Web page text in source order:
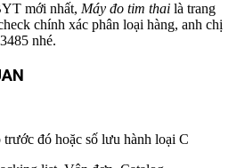
mới nhất, Máy đo tim thai là trang
chính xác phân loại hàng, anh chị
nhé.
đó hoặc số lưu hành loại C